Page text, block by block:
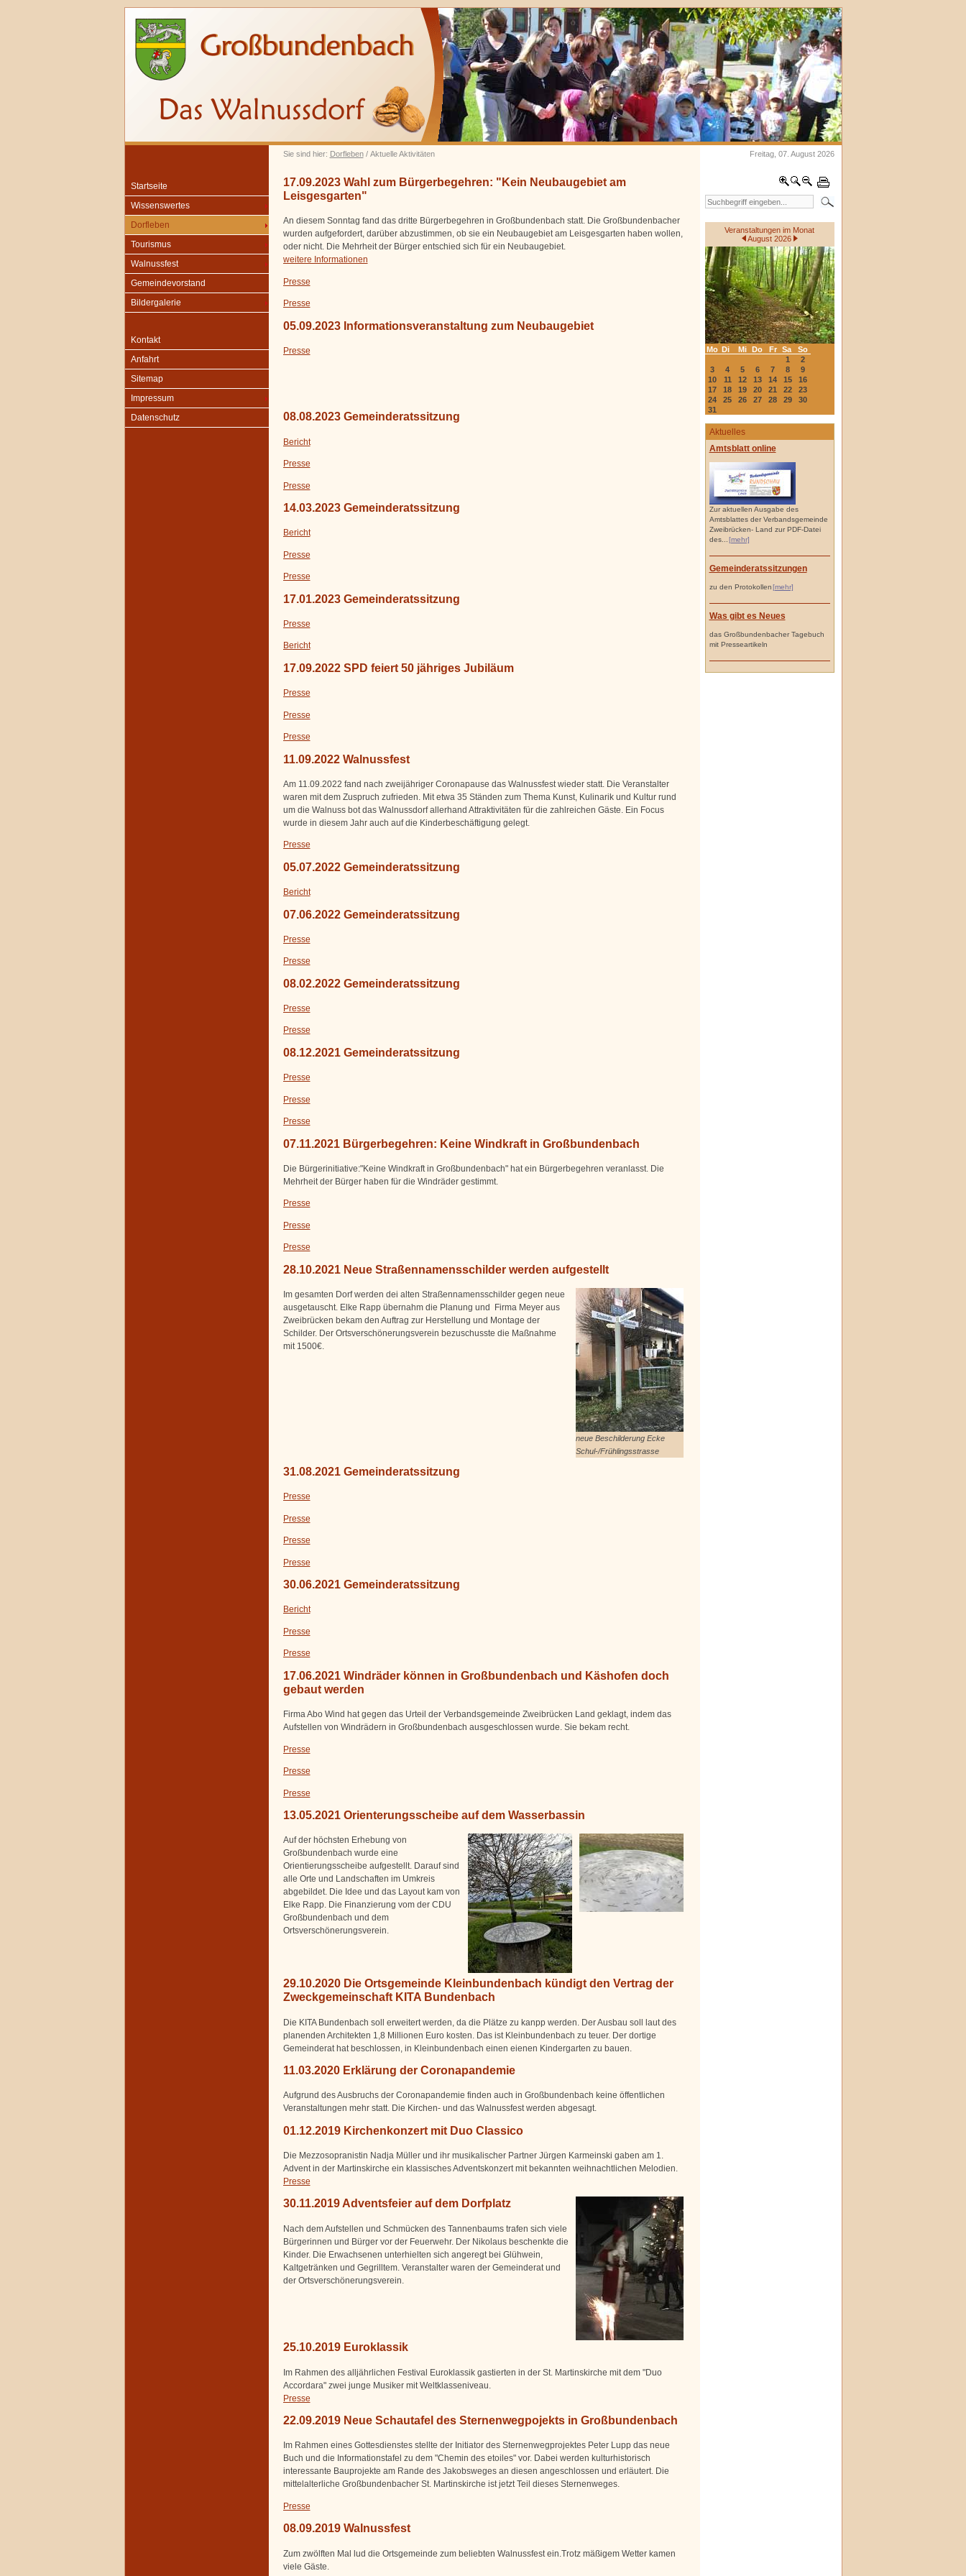
Sie sind hier: Dorfleben/ Aktuelle Aktivitäten Freitag, 07. August 2026
Startseite
Wissenswertes
Dorfleben
Tourismus
Walnussfest
Gemeindevorstand
Bildergalerie
Kontakt
Anfahrt
Sitemap
Impressum
Datenschutz
Veranstaltungen im Monat
August 2026
Mo Di Mi Do Fr Sa
So
1
2
3
4 5 6 7 8
9
10
11 12 13 14 15
16
17
18 19 20 21 22
23
24
25 26 27 28 29
30
31
Aktuelles
Amtsblatt online
Zur aktuellen Ausgabe des
Amtsblattes der Verbandsgemeinde
Zweibrücken- Land zur PDF-Datei
des...
[mehr]
Gemeinderatssitzungen
zu den Protokollen[mehr]
Was gibt es Neues
das Großbundenbacher Tagebuch
mit Presseartikeln
17.09.2023 Wahl zum Bürgerbegehren: "Kein Neubaugebiet am
Leisgesgarten"
An diesem Sonntag fand das dritte Bürgerbegehren in Großbundenbach statt. Die Großbundenbacher
wurden aufgefordert, darüber abzustimmen, ob sie ein Neubaugebiet am Leisgesgarten haben wollen,
oder nicht. Die Mehrheit der Bürger entschied sich für ein Neubaugebiet.
weitere Informationen
Presse
Presse
05.09.2023 Informationsveranstaltung zum Neubaugebiet
Presse
08.08.2023 Gemeinderatssitzung
Bericht
Presse
Presse
14.03.2023 Gemeinderatssitzung
Bericht
Presse
Presse
17.01.2023 Gemeinderatssitzung
Presse
Bericht
17.09.2022 SPD feiert 50 jähriges Jubiläum
Presse
Presse
Presse
11.09.2022 Walnussfest
Am 11.09.2022 fand nach zweijähriger Coronapause das Walnussfest wieder statt. Die Veranstalter
waren mit dem Zuspruch zufrieden. Mit etwa 35 Ständen zum Thema Kunst, Kulinarik und Kultur rund
um die Walnuss bot das Walnussdorf allerhand Attraktivitäten für die zahlreichen Gäste. Ein Focus
wurde in diesem Jahr auch auf die Kinderbeschäftigung gelegt.
Presse
05.07.2022 Gemeinderatssitzung
Bericht
07.06.2022 Gemeinderatssitzung
Presse
Presse
08.02.2022 Gemeinderatssitzung
Presse
Presse
08.12.2021 Gemeinderatssitzung
Presse
Presse
Presse
07.11.2021 Bürgerbegehren: Keine Windkraft in Großbundenbach
Die Bürgerinitiative:"Keine Windkraft in Großbundenbach" hat ein Bürgerbegehren veranlasst. Die
Mehrheit der Bürger haben für die Windräder gestimmt.
Presse
Presse
Presse
28.10.2021 Neue Straßennamensschilder werden aufgestellt
neue Beschilderung Ecke
Schul-/Frühlingsstrasse
Im gesamten Dorf werden dei alten Straßennamensschilder gegen neue
ausgetauscht. Elke Rapp übernahm die Planung und Firma Meyer aus
Zweibrücken bekam den Auftrag zur Herstellung und Montage der
Schilder. Der Ortsverschönerungsverein bezuschusste die Maßnahme
mit 1500€.
31.08.2021 Gemeinderatssitzung
Presse
Presse
Presse
Presse
30.06.2021 Gemeinderatssitzung
Bericht
Presse
Presse
17.06.2021 Windräder können in Großbundenbach und Käshofen doch
gebaut werden
Firma Abo Wind hat gegen das Urteil der Verbandsgemeinde Zweibrücken Land geklagt, indem das
Aufstellen von Windrädern in Großbundenbach ausgeschlossen wurde. Sie bekam recht.
Presse
Presse
Presse
13.05.2021 Orienterungsscheibe auf dem Wasserbassin
Auf der höchsten Erhebung von
Großbundenbach wurde eine
Orientierungsscheibe aufgestellt. Darauf sind
alle Orte und Landschaften im Umkreis
abgebildet. Die Idee und das Layout kam von
Elke Rapp. Die Finanzierung vom der CDU
Großbundenbach und dem
Ortsverschönerungsverein.
29.10.2020 Die Ortsgemeinde Kleinbundenbach kündigt den Vertrag der
Zweckgemeinschaft KITA Bundenbach
Die KITA Bundenbach soll erweitert werden, da die Plätze zu kanpp werden. Der Ausbau soll laut des
planenden Architekten 1,8 Millionen Euro kosten. Das ist Kleinbundenbach zu teuer. Der dortige
Gemeinderat hat beschlossen, in Kleinbundenbach einen eienen Kindergarten zu bauen.
11.03.2020 Erklärung der Coronapandemie
Aufgrund des Ausbruchs der Coronapandemie finden auch in Großbundenbach keine öffentlichen
Veranstaltungen mehr statt. Die Kirchen- und das Walnussfest werden abgesagt.
01.12.2019 Kirchenkonzert mit Duo Classico
Die Mezzosopranistin Nadja Müller und ihr musikalischer Partner Jürgen Karmeinski gaben am 1.
Advent in der Martinskirche ein klassisches Adventskonzert mit bekannten weihnachtlichen Melodien.
Presse
30.11.2019 Adventsfeier auf dem Dorfplatz
Nach dem Aufstellen und Schmücken des Tannenbaums trafen sich viele
Bürgerinnen und Bürger vor der Feuerwehr. Der Nikolaus beschenkte die
Kinder. Die Erwachsenen unterhielten sich angeregt bei Glühwein,
Kaltgetränken und Gegrilltem. Veranstalter waren der Gemeinderat und
der Ortsverschönerungsverein.
25.10.2019 Euroklassik
Im Rahmen des alljährlichen Festival Euroklassik gastierten in der St. Martinskirche mit dem "Duo
Accordara" zwei junge Musiker mit Weltklasseniveau.
Presse
22.09.2019 Neue Schautafel des Sternenwegpojekts in Großbundenbach
Im Rahmen eines Gottesdienstes stellte der Initiator des Sternenwegprojektes Peter Lupp das neue
Buch und die Informationstafel zu dem "Chemin des etoiles" vor. Dabei werden kulturhistorisch
interessante Bauprojekte am Rande des Jakobsweges an diesen angeschlossen und erläutert. Die
mittelalterliche Großbundenbacher St. Martinskirche ist jetzt Teil dieses Sternenweges.
Presse
08.09.2019 Walnussfest
Zum zwölften Mal lud die Ortsgemeinde zum beliebten Walnussfest ein.Trotz mäßigem Wetter kamen
viele Gäste.